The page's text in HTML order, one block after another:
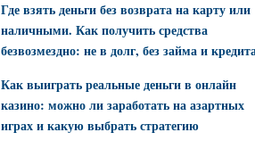
Где взять деньги без возврата на карту или
наличными. Как получить средства
безвозмездно: не в долг, без займа и
Как выиграть реальные деньги в онлайн
казино: можно ли заработать на азартных
играх и какую выбрать стратегию